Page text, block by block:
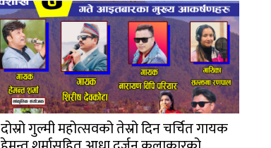
दोस्रो गुल्मी महोत्सवको तेस्रो दिन चर्चित गायक